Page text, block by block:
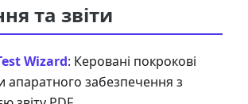
та звіти
Wizard: Керовані покрокові
апаратного забезпечення з